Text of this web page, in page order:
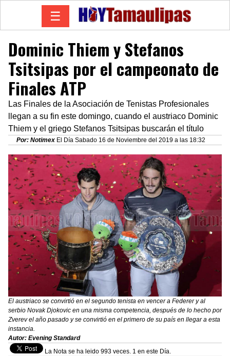
☰
Dominic Thiem y Stefanos
Tsitsipas por el campeonato de
Finales ATP
Las Finales de la Asociación de Tenistas Profesionales
llegan a su fin este domingo, cuando el austriaco Dominic
Thiem y el griego Stefanos Tsitsipas buscarán el título
Por: Notimex El Día Sabado 16 de Noviembre del 2019 a las 18:32
El austriaco se convirtió en el segundo tenista en vencer a Federer y al
serbio Novak Djokovic en una misma competencia, después de lo hecho por
Zverev el año pasado y se convirtió en el primero de su país en llegar a esta
instancia.
Autor: Evening Standard
La Nota se ha leido 993 veces. 1 en este Día.